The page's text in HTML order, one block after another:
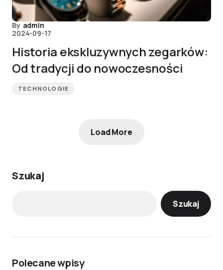
By admin
2024-09-17
Historia ekskluzywnych zegarków:
Od tradycji do nowoczesności
TECHNOLOGIE
Load More
Szukaj
Szukaj
Polecane wpisy